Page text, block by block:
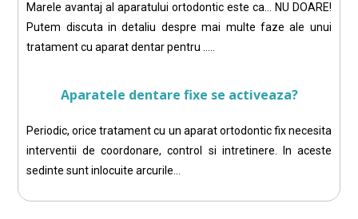
Marele avantaj al aparatului ortodontic este ca… NU DOARE!
Putem discuta in detaliu despre mai multe faze ale unui
tratament cu aparat dentar pentru …..
Aparatele dentare fixe se activeaza?
Periodic, orice tratament cu un aparat ortodontic fix necesita
interventii de coordonare, control si intretinere. In aceste
sedinte sunt inlocuite arcurile…